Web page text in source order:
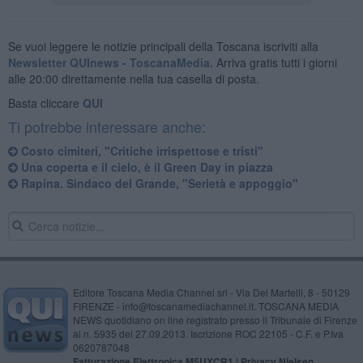
Se vuoi leggere le notizie principali della Toscana iscriviti alla
Newsletter QUInews - ToscanaMedia. Arriva gratis tutti i giorni
alle 20:00 direttamente nella tua casella di posta.
Basta cliccare QUI
Ti potrebbe interessare anche:
Costo cimiteri, "Critiche irrispettose e tristi"
Una coperta e il cielo, è il Green Day in piazza
Rapina. Sindaco del Grande, "Serietà e appoggio"
Editore Toscana Media Channel srl - Via Dei Martelli, 8 - 50129
FIRENZE - info@toscanamediachannel.it. TOSCANA MEDIA
NEWS quotidiano on line registrato presso il Tribunale di Firenze
al n. 5935 del 27.09.2013. Iscrizione ROC 22105 - C.F. e P.Iva
0620787048